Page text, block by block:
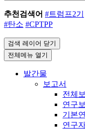
추천검색어 #트럼프2기
#탄소 #CPTPP
검색 레이어 닫기
전체메뉴 열기
발간물
보고서
전체
연구
기본
연구